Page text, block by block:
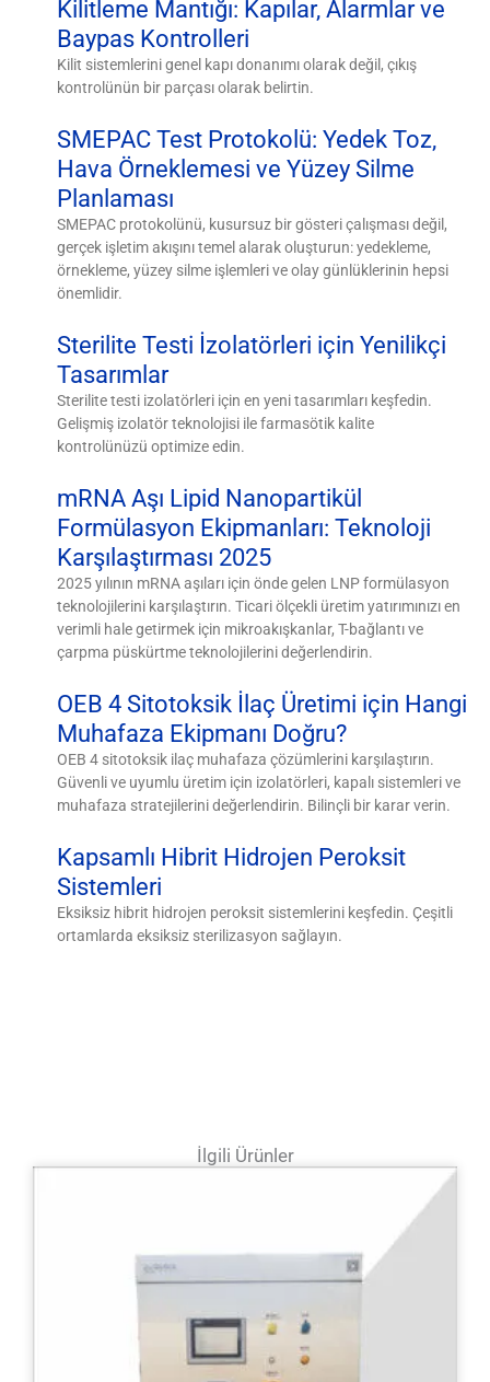
Kilitleme Mantığı: Kapılar, Alarmlar ve
Baypas Kontrolleri
Kilit sistemlerini genel kapı donanımı olarak değil, çıkış
kontrolünün bir parçası olarak belirtin.
SMEPAC Test Protokolü: Yedek Toz,
Hava Örneklemesi ve Yüzey Silme
Planlaması
SMEPAC protokolünü, kusursuz bir gösteri çalışması değil,
gerçek işletim akışını temel alarak oluşturun: yedekleme,
örnekleme, yüzey silme işlemleri ve olay günlüklerinin hepsi
önemlidir.
Sterilite Testi İzolatörleri için Yenilikçi
Tasarımlar
Sterilite testi izolatörleri için en yeni tasarımları keşfedin.
Gelişmiş izolatör teknolojisi ile farmasötik kalite
kontrolünüzü optimize edin.
mRNA Aşı Lipid Nanopartikül
Formülasyon Ekipmanları: Teknoloji
Karşılaştırması 2025
2025 yılının mRNA aşıları için önde gelen LNP formülasyon
teknolojilerini karşılaştırın. Ticari ölçekli üretim yatırımınızı en
verimli hale getirmek için mikroakışkanlar, T-bağlantı ve
çarpma püskürtme teknolojilerini değerlendirin.
OEB 4 Sitotoksik İlaç Üretimi için Hangi
Muhafaza Ekipmanı Doğru?
OEB 4 sitotoksik ilaç muhafaza çözümlerini karşılaştırın.
Güvenli ve uyumlu üretim için izolatörleri, kapalı sistemleri ve
muhafaza stratejilerini değerlendirin. Bilinçli bir karar verin.
Kapsamlı Hibrit Hidrojen Peroksit
Sistemleri
Eksiksiz hibrit hidrojen peroksit sistemlerini keşfedin. Çeşitli
ortamlarda eksiksiz sterilizasyon sağlayın.
İlgili Ürünler